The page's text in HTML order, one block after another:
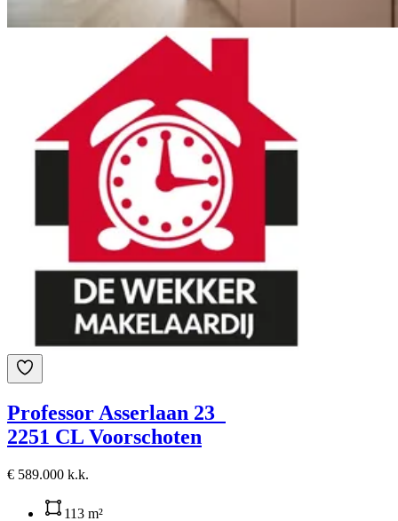
Professor Asserlaan 23
2251 CL Voorschoten
€ 589.000 k.k.
113 m²